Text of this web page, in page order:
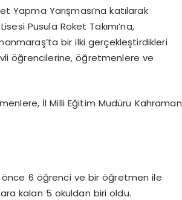
Yapma Yarışması’na katılarak
Pusula Roket Takımı’na,
bir ilki gerçekleştirdikleri
öğrencilerine, öğretmenlere ve
İl Milli Eğitim Müdürü Kahraman
önce 6 öğrenci ve bir öğretmen ile
kalan 5 okuldan biri oldu.